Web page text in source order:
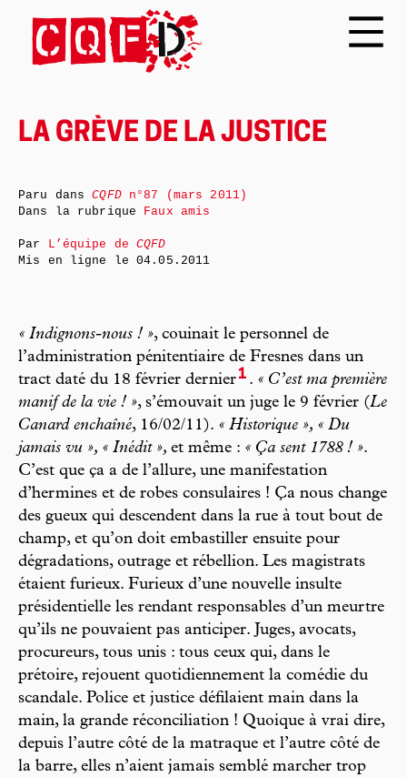
LA GRÈVE DE LA JUSTICE
« Indignons-nous ! », couinait le personnel de
l’administration pénitentiaire de Fresnes dans un
tract daté du 18 février dernier1 . « C’est ma première
manif de la vie ! », s’émouvait un juge le 9 février (Le
Canard enchaîné, 16/02/11). « Historique », « Du
jamais vu », « Inédit », et même : « Ça sent 1788 ! ».
C’est que ça a de l’allure, une manifestation
d’hermines et de robes consulaires ! Ça nous change
des gueux qui descendent dans la rue à tout bout de
champ, et qu’on doit embastiller ensuite pour
dégradations, outrage et rébellion. Les magistrats
étaient furieux. Furieux d’une nouvelle insulte
présidentielle les rendant responsables d’un meurtre
qu’ils ne pouvaient pas anticiper. Juges, avocats,
procureurs, tous unis : tous ceux qui, dans le
prétoire, rejouent quotidiennement la comédie du
scandale. Police et justice défilaient main dans la
main, la grande réconciliation ! Quoique à vrai dire,
depuis l’autre côté de la matraque et l’autre côté de
la barre, elles n’aient jamais semblé marcher trop
Paru dansCQFDn°87 (mars 2011)
Dans la rubrique Faux amis
Par L’équipe deCQFD
Mis en ligne le04.05.2011